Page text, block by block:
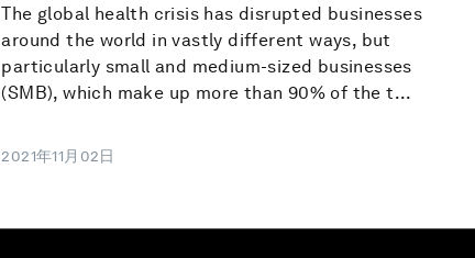
The global health crisis has disrupted businesses
around the world in vastly different ways, but
particularly small and medium-sized businesses
(SMB), which make up more than 90% of the t...
2021年11月02日